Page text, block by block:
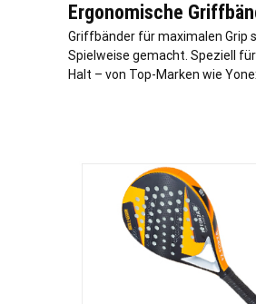
Ergonomische
Griffbänder für maximalen Grip
Spielweise gemacht. Speziell
Halt – von Top-Marken wie